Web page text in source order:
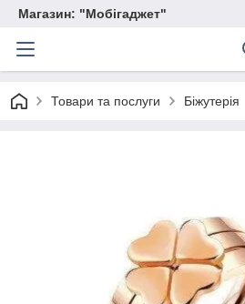
Магазин: "Мобігаджет"
Товари та послуги Біжутерія